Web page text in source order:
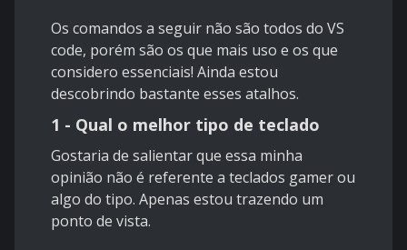
Os comandos a seguir não são todos do VS
code, porém são os que mais uso e os que
considero essenciais! Ainda estou
descobrindo bastante esses atalhos.
1 - Qual o melhor tipo de teclado
Gostaria de salientar que essa minha
opinião não é referente a teclados gamer ou
algo do tipo. Apenas estou trazendo um
ponto de vista.